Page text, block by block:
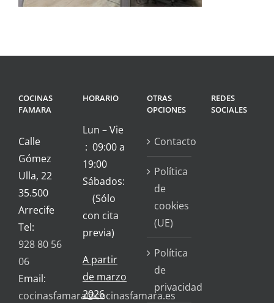
COCINAS
FAMARA
Calle
Gómez
Ulla, 22
35.500
Arrecife
Tel:
928 80 56
06
Email:
cocinasfamara@cocinasfamara.es
HORARIO
Lun – Vie
: 09:00 a
19:00
Sábados:
(Sólo
con cita
previa)
A partir
de marzo
2026
OTRAS
OPCIONES
Contacto
Política
de
cookies
(UE)
Política
de
privacidad
REDES
SOCIALES